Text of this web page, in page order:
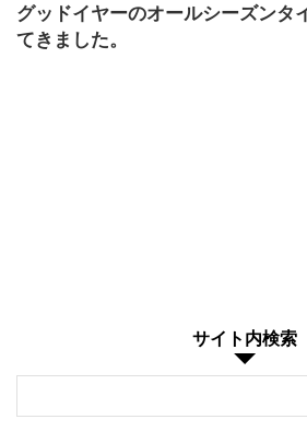
グッドイヤーのオールシーズンタ
てきました。
サイト内検索